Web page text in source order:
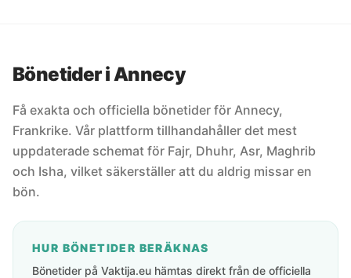
Bönetider i Annecy
Få exakta och officiella bönetider för Annecy,
Frankrike. Vår plattform tillhandahåller det mest
uppdaterade schemat för Fajr, Dhuhr, Asr, Maghrib
och Isha, vilket säkerställer att du aldrig missar en
bön.
HUR BÖNETIDER BERÄKNAS
Bönetider på Vaktija.eu hämtas direkt från de officiella